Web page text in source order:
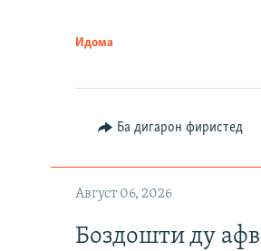
Идома
Ба дигарон фиристед
Август 06, 2026
Боздошти ду